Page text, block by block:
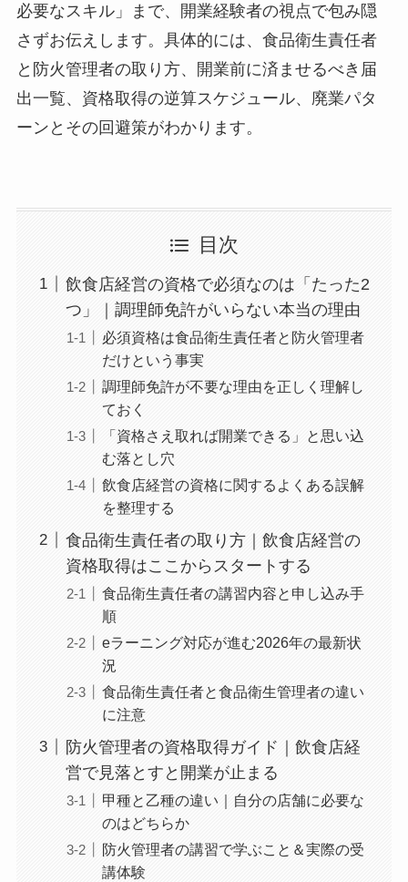
必要なスキル」まで、開業経験者の視点で包み隠
さずお伝えします。具体的には、食品衛生責任者
と防火管理者の取り方、開業前に済ませるべき届
出一覧、資格取得の逆算スケジュール、廃業パタ
ーンとその回避策がわかります。
目次
飲食店経営の資格で必須なのは「たった2
つ」｜調理師免許がいらない本当の理由
必須資格は食品衛生責任者と防火管理者
だけという事実
調理師免許が不要な理由を正しく理解し
ておく
「資格さえ取れば開業できる」と思い込
む落とし穴
飲食店経営の資格に関するよくある誤解
を整理する
食品衛生責任者の取り方｜飲食店経営の
資格取得はここからスタートする
食品衛生責任者の講習内容と申し込み手
順
eラーニング対応が進む2026年の最新状
況
食品衛生責任者と食品衛生管理者の違い
に注意
防火管理者の資格取得ガイド｜飲食店経
営で見落とすと開業が止まる
甲種と乙種の違い｜自分の店舗に必要な
のはどちらか
防火管理者の講習で学ぶこと＆実際の受
講体験